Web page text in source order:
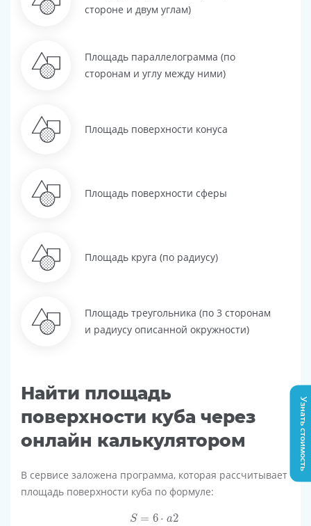
стороне и двум углам)
Площадь параллелограмма (по
сторонам и углу между ними)
Площадь поверхности конуса
Площадь поверхности сферы
Площадь круга (по радиусу)
Площадь треугольника (по 3 сторонам
и радиусу описанной окружности)
Найти площадь
поверхности куба через
онлайн калькулятором
В сервисе заложена программа, которая рассчитывает
площадь поверхности куба по формуле:
S = 6 ⋅ a2
S= a
Узнать стоимость